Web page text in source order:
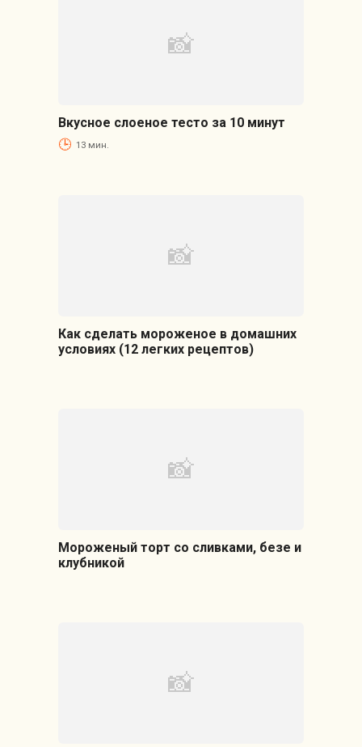
Вкусное слоеное тесто за 10 минут
13 мин.
Как сделать мороженое в домашних
условиях (12 легких рецептов)
Мороженый торт со сливками, безе и
клубникой